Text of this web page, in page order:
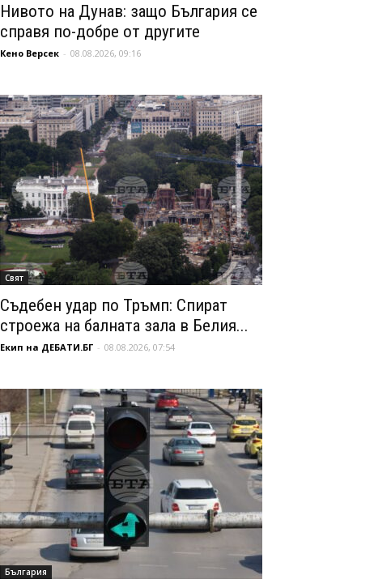
Нивото на Дунав: защо България се
справя по-добре от другите
Кено Версек - 08.08.2026, 09:16
Свят
Съдебен удар по Тръмп: Спират
строежа на балната зала в Белия...
Екип на ДЕБАТИ.БГ - 08.08.2026, 07:54
България